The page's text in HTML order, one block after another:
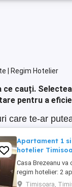
| Regim Hotelier
ce cauți.
pentru a
care te-ar
Apartament 1
hotelier
Casa Brezeanu va
regim hotelier: 2
dormitoare, baie si
Timisoara,